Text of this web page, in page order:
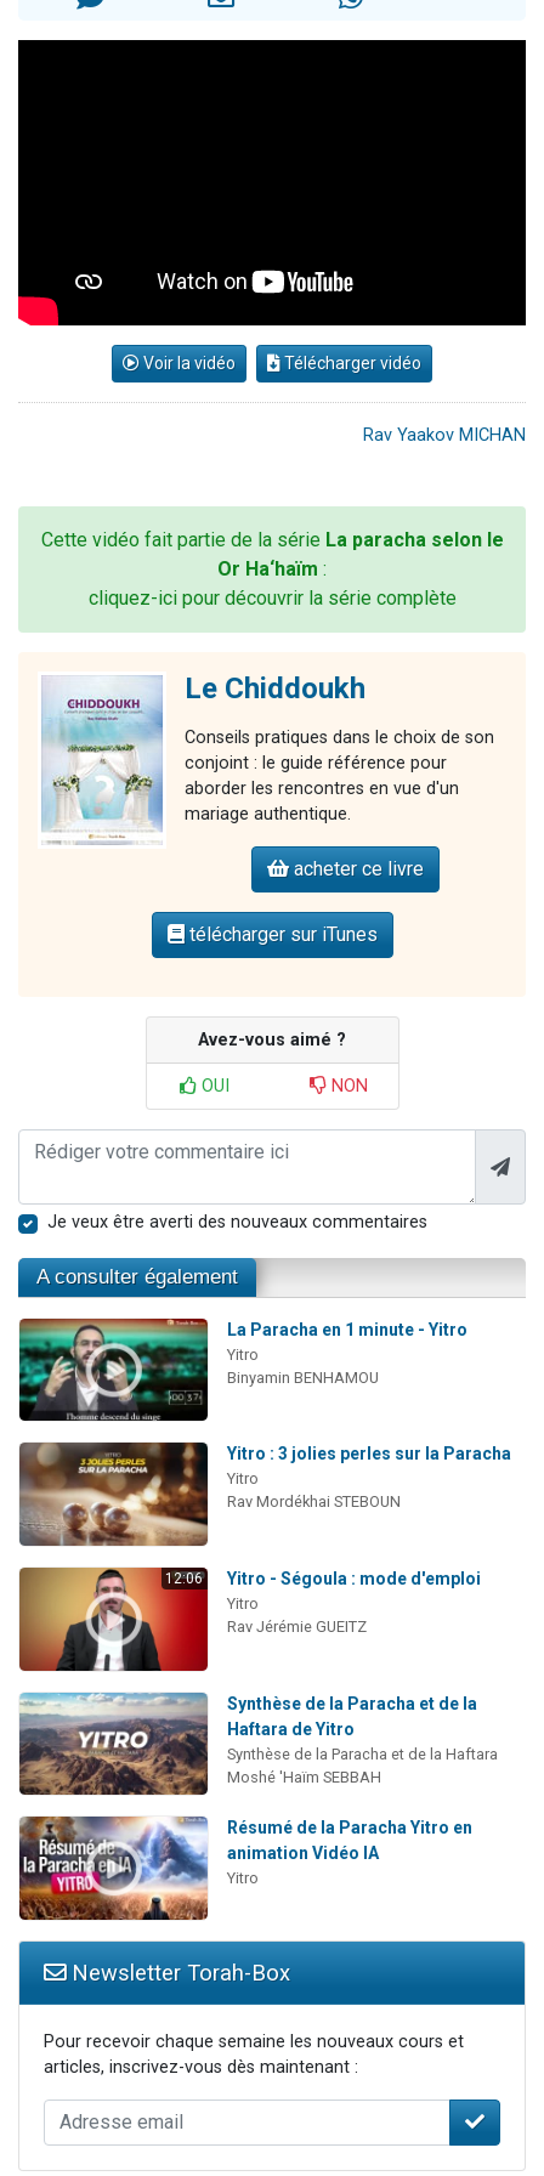
Voir la vidéo Télécharger vidéo
Rav Yaakov MICHAN
Cette vidéo fait partie de la série La paracha selon le
Or Ha‘haïm :
cliquez-ici pour découvrir la série complète
Le Chiddoukh
Conseils pratiques dans le choix de son
conjoint : le guide référence pour
aborder les rencontres en vue d'un
mariage authentique.
acheter ce livre
télécharger sur iTunes
Avez-vous aimé ?
OUI NON
Je veux être averti des nouveaux commentaires
A consulter également
La Paracha en 1 minute - Yitro
Yitro
Binyamin BENHAMOU
Yitro : 3 jolies perles sur la Paracha
Yitro
Rav Mordékhai STEBOUN
12:06 Yitro - Ségoula : mode d'emploi
Yitro
Rav Jérémie GUEITZ
Synthèse de la Paracha et de la
Haftara de Yitro
Synthèse de la Paracha et de la Haftara
Moshé 'Haïm SEBBAH
Résumé de la Paracha Yitro en
animation Vidéo IA
Yitro
Newsletter Torah-Box
Pour recevoir chaque semaine les nouveaux cours et
articles, inscrivez-vous dès maintenant :